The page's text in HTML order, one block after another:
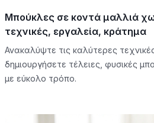
Μπούκλες σε κοντά μαλλιά
τεχνικές, εργαλεία, κράτημα
Ανακαλύψτε τις καλύτερες
δημιουργήσετε τέλειες, φυσικές
με εύκολο τρόπο.